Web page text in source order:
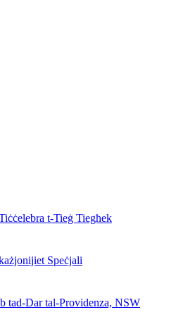
t-Tieġ Tiegħek
Speċjali
tad-Dar tal-Providenza, NSW